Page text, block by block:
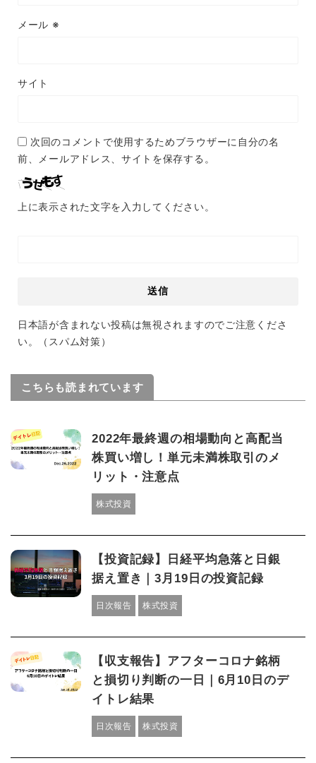
メール ※
サイト
次回のコメントで使用するためブラウザーに自分の名
前、メールアドレス、サイトを保存する。
上に表示された文字を入力してください。
日本語が含まれない投稿は無視されますのでご注意くださ
い。（スパム対策）
こちらも読まれています
2022年最終週の相場動向と高配当
株買い増し！単元未満株取引のメ
リット・注意点
株式投資
【投資記録】日経平均急落と日銀
据え置き｜3月19日の投資記録
日次報告 株式投資
【収支報告】アフターコロナ銘柄
と損切り判断の一日｜6月10日のデ
イトレ結果
日次報告 株式投資